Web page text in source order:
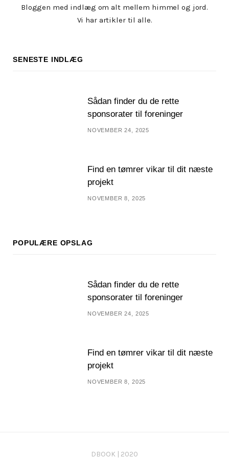
Bloggen med indlæg om alt mellem himmel og jord.
Vi har artikler til alle.
SENESTE INDLÆG
Sådan finder du de rette
sponsorater til foreninger
NOVEMBER 24, 2025
Find en tømrer vikar til dit næste
projekt
NOVEMBER 8, 2025
POPULÆRE OPSLAG
Sådan finder du de rette
sponsorater til foreninger
NOVEMBER 24, 2025
Find en tømrer vikar til dit næste
projekt
NOVEMBER 8, 2025
DBOOK | 2020